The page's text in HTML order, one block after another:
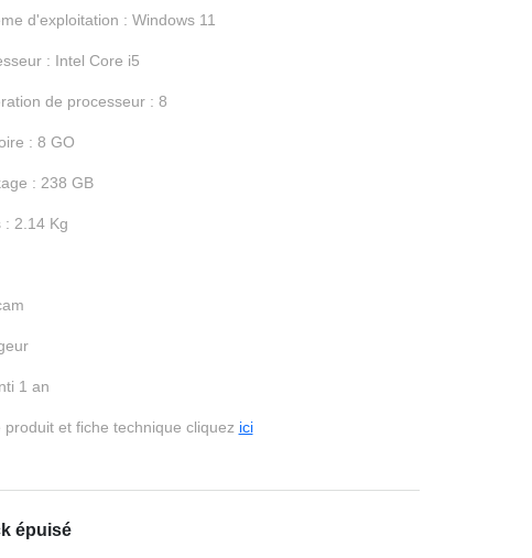
d'exploitation : Windows 11
: Intel Core i5
de processeur : 8
: 8 GO
: 238 GB
: 2.14 Kg
1 an
produit et fiche technique cliquez ici
épuisé